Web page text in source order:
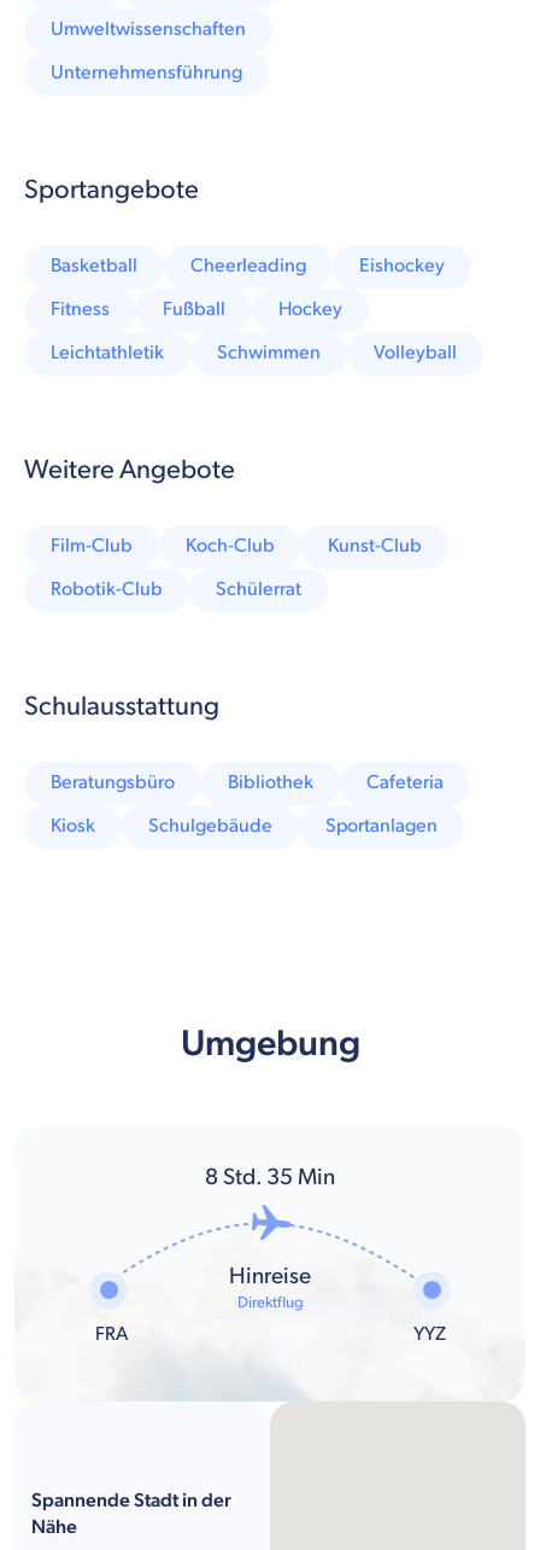
Umweltwissenschaften
Unternehmensführung
Sportangebote
Basketball Cheerleading
Eishockey
Fitness
Fußball
Hockey
Leichtathletik
Schwimmen Volleyball
Weitere Angebote
Film-Club Koch-Club
Kunst-Club
Robotik-Club
Schülerrat
Schulausstattung
Beratungsbüro Bibliothek
Cafeteria
Kiosk
Schulgebäude Sportanlagen
Umgebung
8 Std. 35 Min
FRA
Hinreise
Direktflug
YYZ
Spannende Stadt in der
Nähe